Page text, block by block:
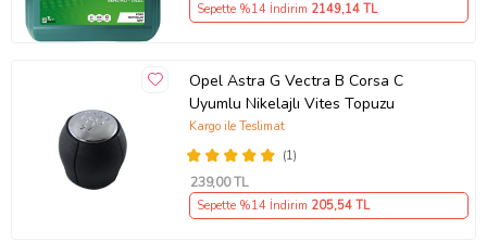
Sepette %14 İndirim 2149,14 TL
Opel Astra G Vectra B Corsa C
Uyumlu Nikelajlı Vites Topuzu
(1)
Kargo ile Teslimat
239,00 TL
Sepette %14 İndirim 205,54 TL